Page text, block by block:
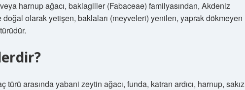
harnup ağacı, baklagiller (Fabaceae) familyasından, Akdeniz
olarak yetişen, baklaları (meyveleri) yenilen, yaprak dökmeyen
türü arasında yabani zeytin ağacı, funda, katran ardıcı, harnup, sakız